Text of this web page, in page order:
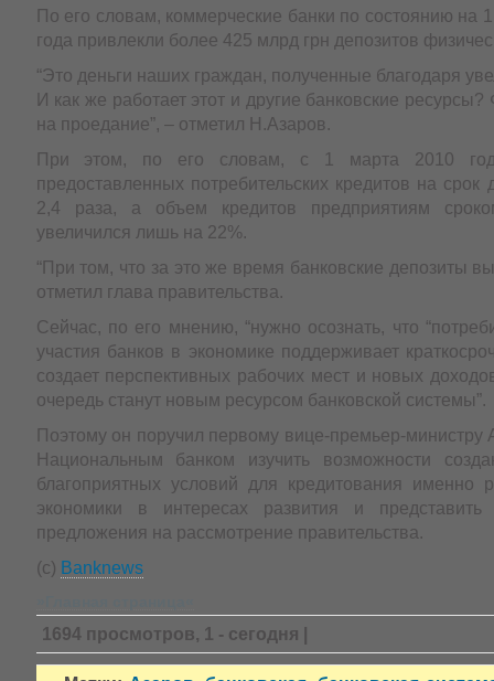
По его словам, коммерческие банки по состоянию на
года привлекли более 425 млрд грн депозитов
“Это деньги наших граждан, полученные благодаря
И как же работает этот и другие банковские ресурсы?
на проедание”, – отметил Н.Азаров.
При этом, по его словам, с 1 марта 2010
предоставленных потребительских кредитов на
2,4 раза, а объем кредитов предприятиям
увеличился лишь на 22%.
“При том, что за это же время банковские депозиты
отметил глава правительства.
Сейчас, по его мнению, “нужно осознать, что
участия банков в экономике поддерживает
создает перспективных рабочих мест и новых
очередь станут новым ресурсом банковской системы”.
Поэтому он поручил первому вице-премьер-министру
Национальным банком изучить возможности
благоприятных условий для кредитования именно
экономики в интересах развития и представить
предложения на рассмотрение правительства.
(c) Banknews
1694 просмотров, 1 - сегодня |